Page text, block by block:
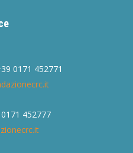
0171 452771
452777